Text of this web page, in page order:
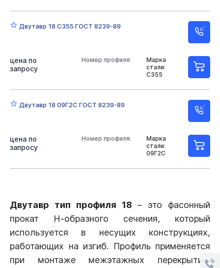
Двутавр 18 С355 ГОСТ 8239-89
Марка
стали:
С355
Номер профиля:
цена по
запросу
Двутавр 18 09Г2С ГОСТ 8239-89
Марка
стали:
09Г2С
Номер профиля:
цена по
запросу
Двутавр тип профиля 18 – это фасонный
прокат Н-образного сечения, который
используется в несущих конструкциях,
работающих на изгиб. Профиль применяется
при монтаже межэтажных перекрытий,